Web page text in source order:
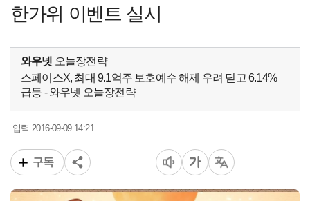
한가위 이벤트 실시
와우넷 오늘장전략
스페이스X, 최대 9.1억주 보호예수 해제 우려 딛고 6.14%
급등 - 와우넷 오늘장전략
입력2016-09-09 14:21
구독